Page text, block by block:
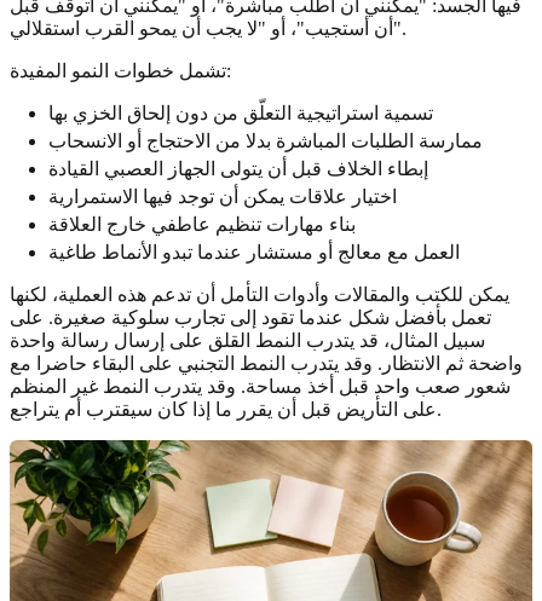
فيها الجسد: "يمكنني أن أطلب مباشرة"، أو "يمكنني أن أتوقف قبل
أن أستجيب"، أو "لا يجب أن يمحو القرب استقلالي".
تشمل خطوات النمو المفيدة:
تسمية استراتيجية التعلّق من دون إلحاق الخزي بها
ممارسة الطلبات المباشرة بدلا من الاحتجاج أو الانسحاب
إبطاء الخلاف قبل أن يتولى الجهاز العصبي القيادة
اختيار علاقات يمكن أن توجد فيها الاستمرارية
بناء مهارات تنظيم عاطفي خارج العلاقة
العمل مع معالج أو مستشار عندما تبدو الأنماط طاغية
يمكن للكتب والمقالات وأدوات التأمل أن تدعم هذه العملية، لكنها
تعمل بأفضل شكل عندما تقود إلى تجارب سلوكية صغيرة. على
سبيل المثال، قد يتدرب النمط القلق على إرسال رسالة واحدة
واضحة ثم الانتظار. وقد يتدرب النمط التجنبي على البقاء حاضرا مع
شعور صعب واحد قبل أخذ مساحة. وقد يتدرب النمط غير المنظم
على التأريض قبل أن يقرر ما إذا كان سيقترب أم يتراجع.